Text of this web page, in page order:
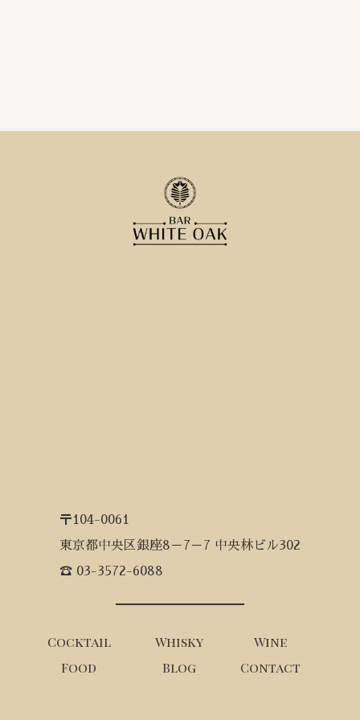
〒104-0061
東京都中央区銀座8－7－7 中央林ビル302
☎ 03-3572-6088
Cocktail Whisky
Wine
Food
Blog Contact